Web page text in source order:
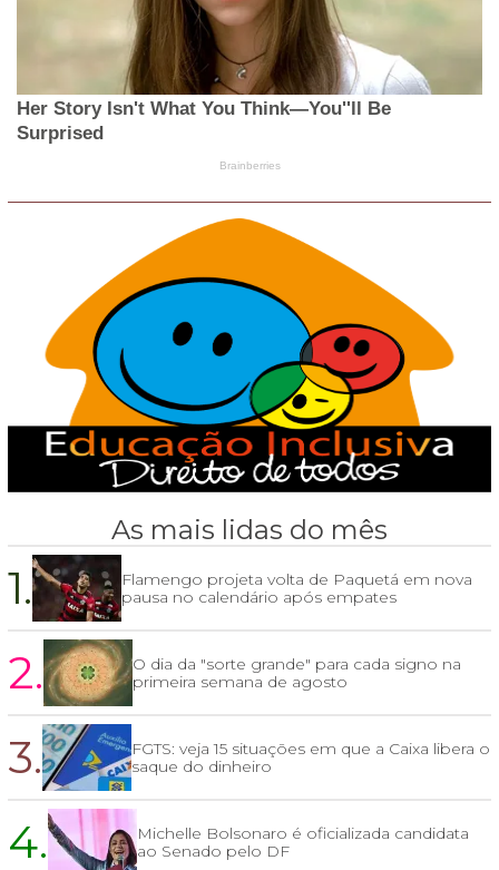
As mais lidas do mês
1.
Flamengo projeta volta de Paquetá em nova
pausa no calendário após empates
2.
O dia da "sorte grande" para cada signo na
primeira semana de agosto
3.
FGTS: veja 15 situações em que a Caixa libera o
saque do dinheiro
4.
Michelle Bolsonaro é oficializada candidata
ao Senado pelo DF